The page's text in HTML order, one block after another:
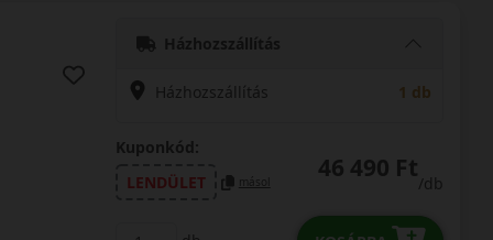
Házhozszállítás
Házhozszállítás 1 db
Kuponkód:
LENDÜLET
másol 46 490 Ft
/db